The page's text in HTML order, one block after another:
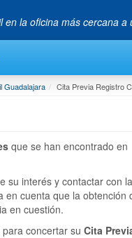
en la oficina más cercana a
Guadalajara Cita Previa Registro
que se han encontrado en
su interés y contactar con la
en cuenta que la obtención
en cuestión.
concertar su Cita